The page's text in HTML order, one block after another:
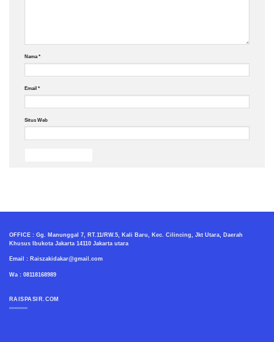
Nama*
Email *
Situs Web
OFFICE : Gg. Manunggal 7, RT.11/RW.5, Kali Baru, Kec. Cilincing, Jkt Utara, Daerah
Khusus Ibukota Jakarta 14110 Jakarta utara
Email : Raiszakidakar@gmail.com
Wa : 08118168989
RAISPASIR.COM